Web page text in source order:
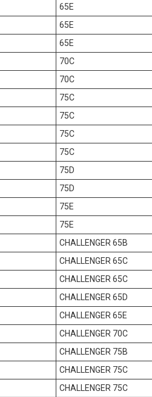
65E
65E
65E
70C
70C
75C
75C
75C
75C
75D
75D
75E
75E
CHALLENGER 65B
CHALLENGER 65C
CHALLENGER 65C
CHALLENGER 65D
CHALLENGER 65E
CHALLENGER 70C
CHALLENGER 75B
CHALLENGER 75C
CHALLENGER 75C